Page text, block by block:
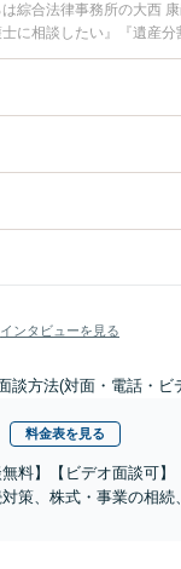
綜合法律事務所の大西
に相談したい』『遺産
どでお困りの相談者さ
インタビューを見る
談方法(対面・電話・ビ
料金表を見る
料】【ビデオ面談可
策、株式・事業の相